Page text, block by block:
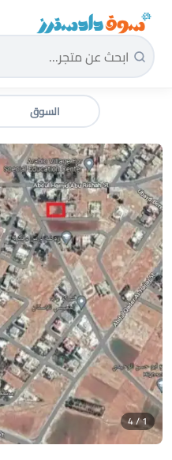
سوق دادسترز الرئيسية
السوق
1 / 4